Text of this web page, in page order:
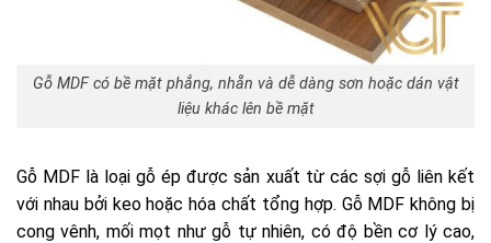
Gỗ MDF có bề mặt phẳng, nhẵn và dễ dàng sơn hoặc dán vật
liệu khác lên bề mặt
Gỗ MDF là loại gỗ ép được sản xuất từ các sợi gỗ liên kết
với nhau bởi keo hoặc hóa chất tổng hợp. Gỗ MDF không bị
cong vênh, mối mọt như gỗ tự nhiên, có độ bền cơ lý cao,